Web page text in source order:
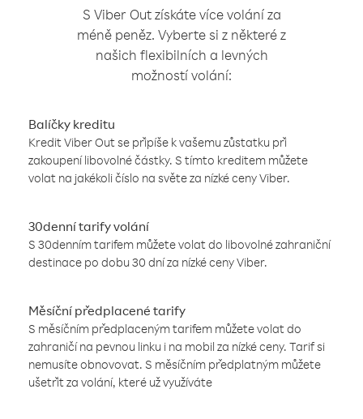
S Viber Out získáte více volání za
méně peněz. Vyberte si z některé z
našich flexibilních a levných
možností volání:
Balíčky kreditu
Kredit Viber Out se připíše k vašemu zůstatku při
zakoupení libovolné částky. S tímto kreditem můžete
volat na jakékoli číslo na světe za nízké ceny Viber.
30denní tarify volání
S 30denním tarifem můžete volat do libovolné zahraniční
destinace po dobu 30 dní za nízké ceny Viber.
Měsíční předplacené tarify
S měsíčním předplaceným tarifem můžete volat do
zahraničí na pevnou linku i na mobil za nízké ceny. Tarif si
nemusíte obnovovat. S měsíčním předplatným můžete
ušetřit za volání, které už využíváte